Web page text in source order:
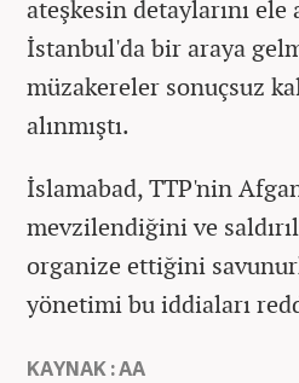
ateşkesin detaylarını
İstanbul'da bir araya
müzakereler sonuçsuz
alınmıştı.
İslamabad, TTP'nin
mevzilendiğini ve
organize ettiğini
yönetimi bu iddiaları
KAYNAK : AA